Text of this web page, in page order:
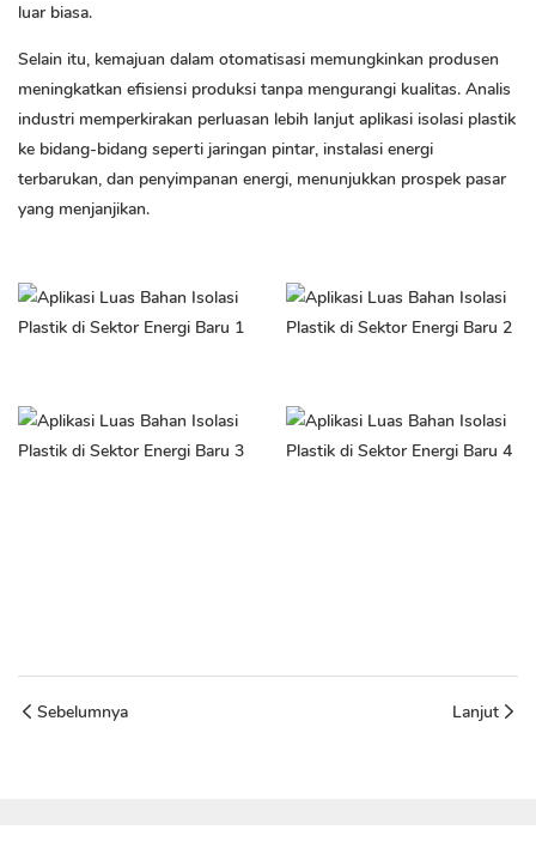
luar biasa.
Selain itu, kemajuan dalam otomatisasi memungkinkan produsen
meningkatkan efisiensi produksi tanpa mengurangi kualitas. Analis
industri memperkirakan perluasan lebih lanjut aplikasi isolasi plastik
ke bidang-bidang seperti jaringan pintar, instalasi energi
terbarukan, dan penyimpanan energi, menunjukkan prospek pasar
yang menjanjikan.
Sebelumnya Lanjut